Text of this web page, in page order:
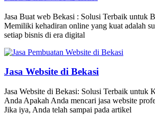
Jasa Buat web Bekasi : Solusi Terbaik untuk
Memiliki kehadiran online yang kuat adalah
setiap bisnis di era digital
Jasa Website di Bekasi
Jasa Website di Bekasi: Solusi Terbaik untuk
Anda Apakah Anda mencari jasa website
Jika iya, Anda telah sampai pada artikel